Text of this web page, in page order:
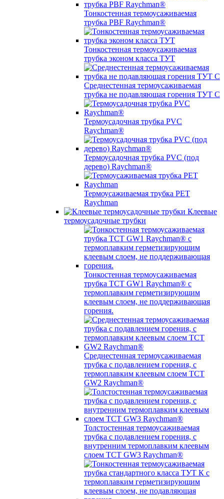
Тонкостенная термоусаживаемая
трубка PBF Raychman®
Тонкостенная термоусаживаемая
трубка эконом класса ТУТ
Среднестенная термоусаживаемая
трубка не подавляющая горения ТУТ С
Термоусадочная трубка PVC
Raychman®
Термоусадочная трубка PVC (под
дерево) Raychman®
Термоусаживаемая трубка PET
Raychman
Клеевые
термоусадочные трубки
Тонкостенная термоусаживаемая
трубка TCT GW1 Raychman® с
термоплавким герметизирующим
клеевым слоем, не поддерживающая
горения.
Среднестенная термоусаживаемая
трубка c подавлением горения, с
термоплавким клеевым слоем TCT
GW2 Raychman®
Толстостенная термоусаживаемая
трубка c подавлением горения, с
внутренним термоплавким клеевым
слоем TCT GW3 Raychman®